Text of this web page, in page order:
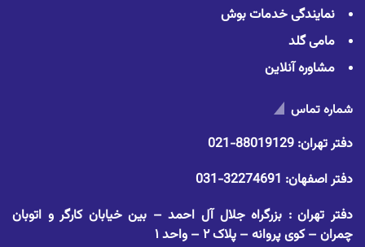
نمایندگی خدمات بوش
مامی گلد
مشاوره آنلاین
شماره تماس
دفتر تهران: 88019129-021
دفتر اصفهان: 32274691-031
دفتر تهران : بزرگراه جلال آل احمد – بین خیابان کارگر و اتوبان
چمران – کوی پروانه – پلاک ۲ – واحد ۱